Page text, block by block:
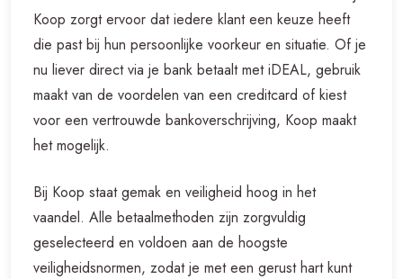
Koop zorgt ervoor dat iedere klant een keuze heeft
die past bij hun persoonlijke voorkeur en situatie. Of je
nu liever direct via je bank betaalt met iDEAL, gebruik
maakt van de voordelen van een creditcard of kiest
voor een vertrouwde bankoverschrijving, Koop maakt
het mogelijk.
Bij Koop staat gemak en veiligheid hoog in het
vaandel. Alle betaalmethoden zijn zorgvuldig
geselecteerd en voldoen aan de hoogste
veiligheidsnormen, zodat je met een gerust hart kunt